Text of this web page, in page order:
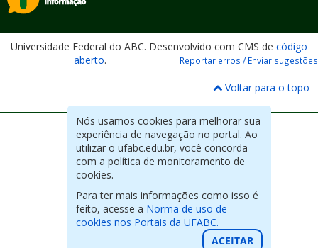
Nós usamos cookies para melhorar sua
experiência de navegação no portal. Ao
utilizar o ufabc.edu.br, você concorda
com a política de monitoramento de
cookies.
Para ter mais informações como isso é
feito, acesse a Norma de uso de
cookies nos Portais da UFABC.
ACEITAR
Universidade Federal do ABC. Desenvolvido com CMS de código
aberto. Reportar erros / Enviar sugestões
Voltar para o topo